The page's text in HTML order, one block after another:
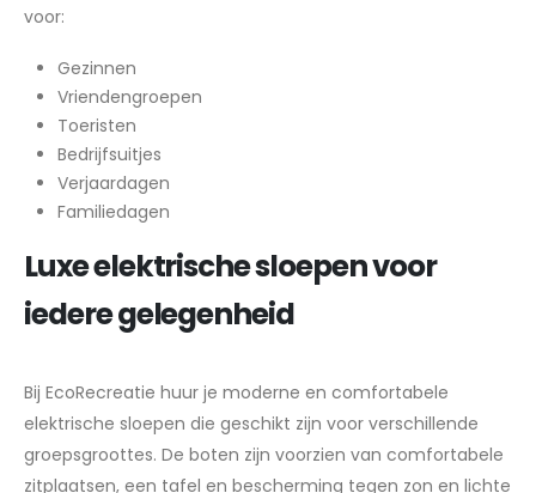
voor:
Gezinnen
Vriendengroepen
Toeristen
Bedrijfsuitjes
Verjaardagen
Familiedagen
Luxe elektrische sloepen voor
iedere gelegenheid
Bij EcoRecreatie huur je moderne en comfortabele
elektrische sloepen die geschikt zijn voor verschillende
groepsgroottes. De boten zijn voorzien van comfortabele
zitplaatsen, een tafel en bescherming tegen zon en lichte